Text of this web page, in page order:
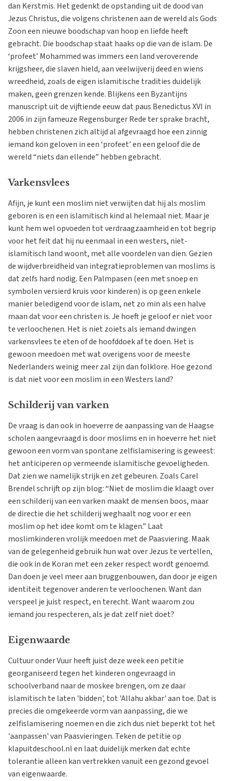
dan Kerstmis. Het gedenkt de opstanding uit de dood van
Jezus Christus, die volgens christenen aan de wereld als Gods
Zoon een nieuwe boodschap van hoop en liefde heeft
gebracht. Die boodschap staat haaks op die van de islam. De
‘profeet’ Mohammed was immers een land veroverende
krijgsheer, die slaven hield, aan veelwijverij deed en wiens
wreedheid, zoals de eigen islamitische tradities duidelijk
maken, geen grenzen kende. Blijkens een Byzantijns
manuscript uit de vijftiende eeuw dat paus Benedictus XVI in
2006 in zijn fameuze Regensburger Rede ter sprake bracht,
hebben christenen zich altijd al afgevraagd hoe een zinnig
iemand kon geloven in een ‘profeet’ en een geloof die de
wereld “niets dan ellende” hebben gebracht.
Varkensvlees
Afijn, je kunt een moslim niet verwijten dat hij als moslim
geboren is en een islamitisch kind al helemaal niet. Maar je
kunt hem wel opvoeden tot verdraagzaamheid en tot begrip
voor het feit dat hij nu eenmaal in een westers, niet-
islamitisch land woont, met alle voordelen van dien. Gezien
de wijdverbreidheid van integratieproblemen van moslims is
dat zelfs hard nodig. Een Palmpasen (een met snoep en
symbolen versierd kruis voor kinderen) is op geen enkele
manier beledigend voor de islam, net zo min als een halve
maan dat voor een christen is. Je hoeft je geloof er niet voor
te verloochenen. Het is niet zoiets als iemand dwingen
varkensvlees te eten of de hoofddoek af te doen. Het is
gewoon meedoen met wat overigens voor de meeste
Nederlanders weinig meer zal zijn dan folklore. Hoe gezond
is dat niet voor een moslim in een Westers land?
Schilderij van varken
De vraag is dan ook in hoeverre de aanpassing van de Haagse
scholen aangevraagd is door moslims en in hoeverre het niet
gewoon een vorm van spontane zelfislamisering is geweest:
het anticiperen op vermeende islamitische gevoeligheden.
Dat zien we namelijk strijk en zet gebeuren. Zoals Carel
Brendel schrijft op zijn blog: “Niet de moslim die klaagt over
een schilderij van een varken maakt de mensen boos, maar
de directie die het schilderij weghaalt nog voor er een
moslim op het idee komt om te klagen.” Laat
moslimkinderen vrolijk meedoen met de Paasviering. Maak
van de gelegenheid gebruik hun wat over Jezus te vertellen,
die ook in de Koran met een zeker respect wordt genoemd.
Dan doen je veel meer aan bruggenbouwen, dan door je eigen
identiteit tegenover anderen te verloochenen. Want dan
verspeel je juist respect, en terecht. Want waarom zou
iemand jou respecteren, als je dat zelf niet doet?
Eigenwaarde
Cultuur onder Vuur heeft juist deze week een petitie
georganiseerd tegen het kinderen ongevraagd in
schoolverband naar de moskee brengen, om ze daar
islamitisch te laten 'bidden', tot 'Allahu akbar' aan toe. Dat is
precies die omgekeerde vorm van aanpassing, die we
zelfislamisering noemen en die zich dus niet beperkt tot het
'aanpassen' van Paasvieringen. Teken de petitie op
klapuitdeschool.nl en laat duidelijk merken dat echte
tolerantie alleen kan vertrekken vanuit een gezond gevoel
van eigenwaarde.